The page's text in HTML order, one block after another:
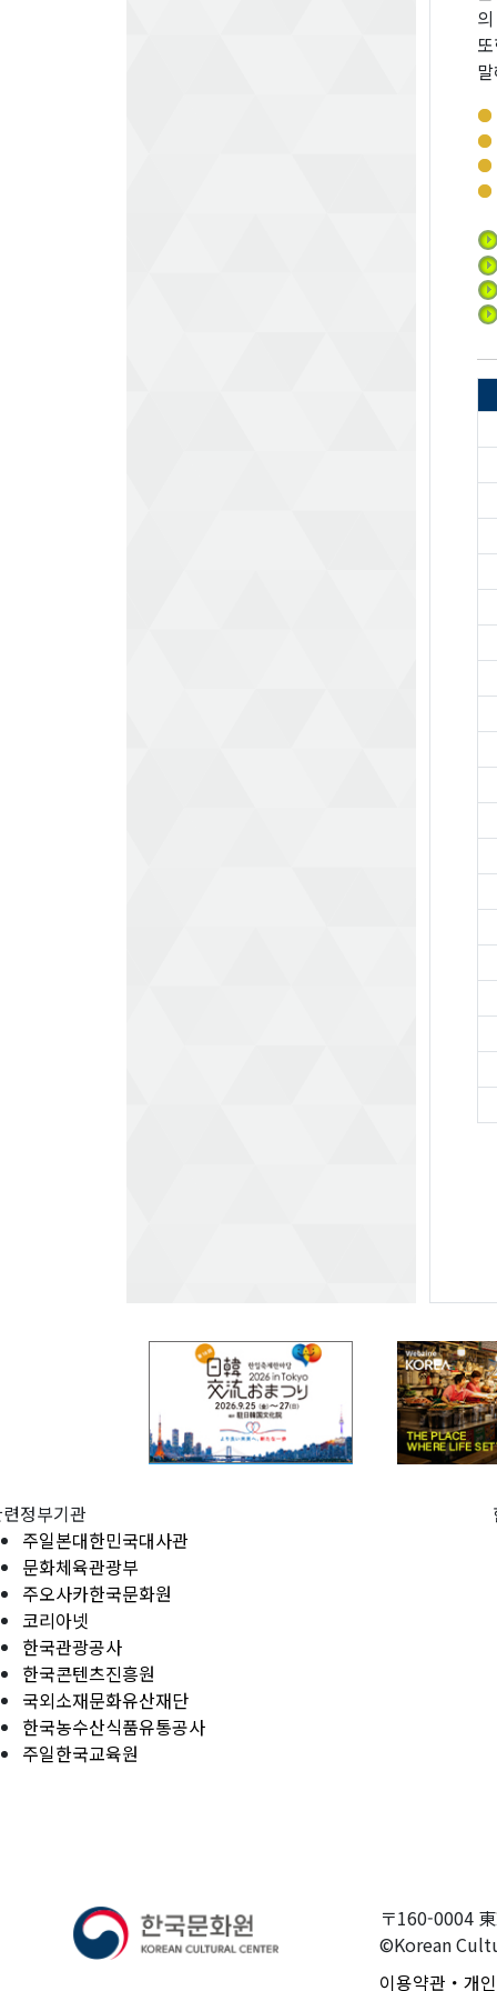
정부기관
주일본대한민국대사관
문화체육관광부
주오사카한국문화원
코리아넷
한국관광공사
한국콘텐츠진흥원
국외소재문화유산재단
한국농수산식품유통공사
주일한국교육원
〒160-0004
©Korean
이용약관・개